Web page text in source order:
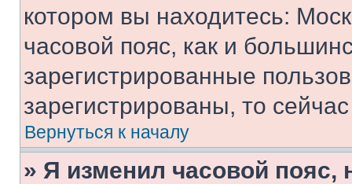
котором вы находитесь:
часовой пояс, как и
зарегистрированные
зарегистрированы, то
Вернуться к началу
» Я изменил часовой пояс,